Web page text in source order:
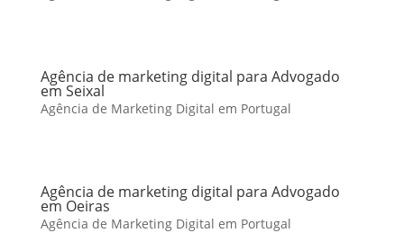
Agência de marketing digital para Advogado
em Seixal
Agência de Marketing Digital em Portugal
Agência de marketing digital para Advogado
em Oeiras
Agência de Marketing Digital em Portugal